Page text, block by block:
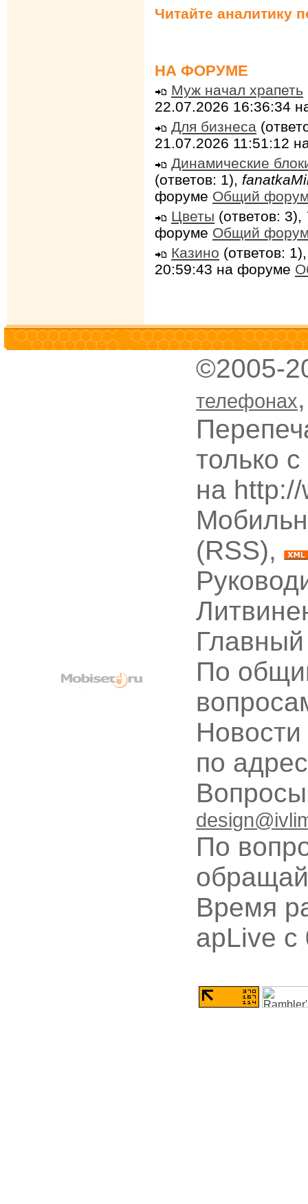
Читайте аналитику
НА ФОРУМЕ
Муж начал храпеть
22.07.2026 16:36:34
Для бизнеса
21.07.2026 11:51:12
Динамические
(ответов: 1),
форуме Общий
Цветы (ответов: 3),
форуме Общий
Казино (ответов:
20:59:43 на форуме
©2005-
телефонах
только
на
(RSS),
По
по
По
Время
apLive c